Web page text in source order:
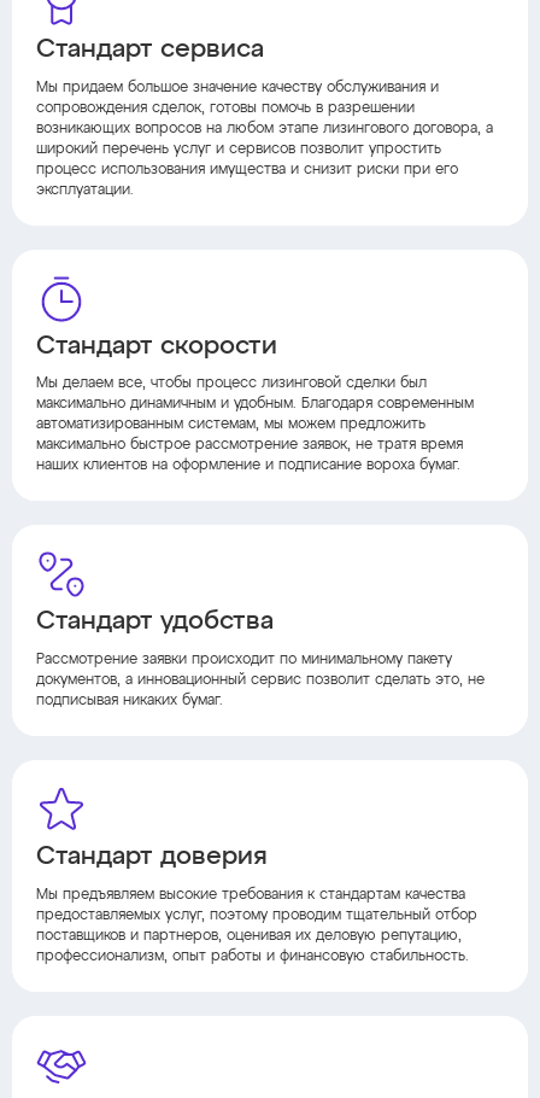
Стандарт сервиса
Мы придаем большое значение качеству обслуживания и
сопровождения сделок, готовы помочь в разрешении
возникающих вопросов на любом этапе лизингового договора, а
широкий перечень услуг и сервисов позволит упростить
процесс использования имущества и снизит риски при его
эксплуатации.
Стандарт скорости
Мы делаем все, чтобы процесс лизинговой сделки был
максимально динамичным и удобным. Благодаря современным
автоматизированным системам, мы можем предложить
максимально быстрое рассмотрение заявок, не тратя время
наших клиентов на оформление и подписание вороха бумаг.
Стандарт удобства
Рассмотрение заявки происходит по минимальному пакету
документов, а инновационный сервис позволит сделать это, не
подписывая никаких бумаг.
Стандарт доверия
Мы предъявляем высокие требования к стандартам качества
предоставляемых услуг, поэтому проводим тщательный отбор
поставщиков и партнеров, оценивая их деловую репутацию,
профессионализм, опыт работы и финансовую стабильность.